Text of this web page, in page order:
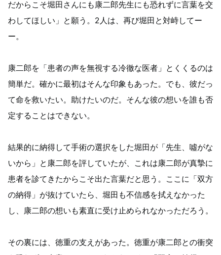
だからこそ堀田さんにも康二郎先生にも恐れずに言葉を交
わしてほしい」と願う。2人は、再び堀田と対峙してー
ー。
康二郎を「患者の声を無視する冷徹な医者」とくくるのは
簡単だ。確かに最初はそんな印象もあった。でも、彼だっ
て命を救いたい。助けたいのだ。そんな彼の想いを誰も否
定することはできない。
結果的に納得して手術の選択をした堀田が「先生、噓がな
いから」と康二郎を評していたが、これは康二郎が真摯に
患者を診てきたからこそ出た言葉だと思う。ここに「双方
の納得」が抜けていたら、堀田も不信感を拭えなかった
し、康二郎の想いも素直に受け止められなかっただろう。
その裏には、徳重の支えがあった。徳重が康二郎との衝突